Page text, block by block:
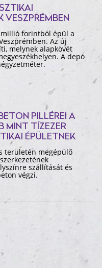
forintból épül a
Az új
melynek alapkövét
A depó
PILLÉREI A
MINT TÍZEZER
ÉPÜLETNEK
területén megépülő
szállítását és
végzi.